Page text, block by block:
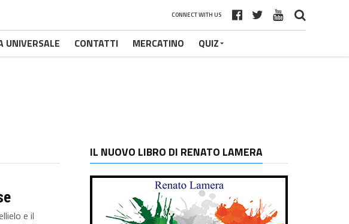
CONNECT WITH US
UNIVERSALE CONTATTI MERCATINO QUIZ
e il
IL NUOVO LIBRO DI RENATO LAMERA